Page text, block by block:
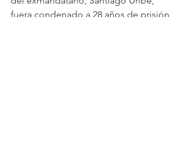
fuera condenado a 28 años de prisión